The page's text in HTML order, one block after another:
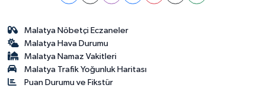
Malatya Nöbetçi Eczaneler
Malatya Hava Durumu
Malatya Namaz Vakitleri
Malatya Trafik Yoğunluk Haritası
Puan Durumu ve Fikstür